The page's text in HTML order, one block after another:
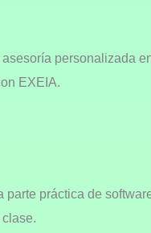
personalizada
EXEIA.
parte práctica de